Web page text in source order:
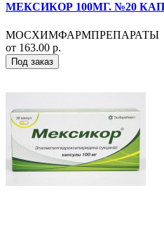
МЕКСИКОР 100МГ. №20
МОСХИМФАРМПРЕПАРАТЫ
от 163.00 р.
Под заказ